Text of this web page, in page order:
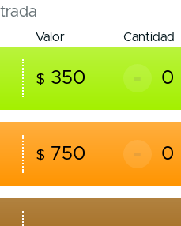
Valor Cantidad
$ 350
$ 750